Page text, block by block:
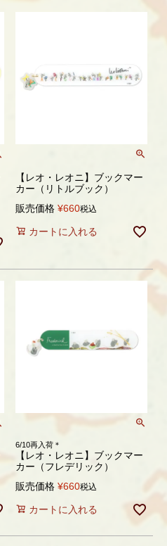
【レオ・レオニ】ブックマー
カー（リトルブック）
販売価格 ¥660税込
カートに入れる
6/10再入荷＊
【レオ・レオニ】ブックマー
カー（フレデリック）
販売価格 ¥660税込
カートに入れる